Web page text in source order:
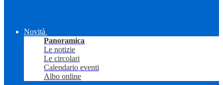
Novità
Panoramica
Le notizie
Le circolari
Calendario eventi
Albo online